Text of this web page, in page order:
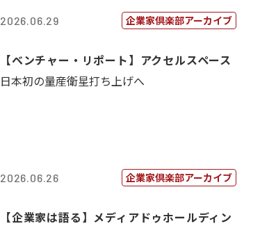
2026.06.29 企業家倶楽部アーカイブ
【ベンチャー・リポート】アクセルスペース
日本初の量産衛星打ち上げへ
2026.06.26 企業家倶楽部アーカイブ
【企業家は語る】メディアドゥホールディン